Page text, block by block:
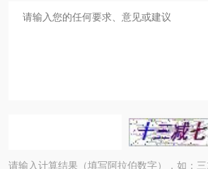
请输入计算结果（填写阿拉伯数字），如：